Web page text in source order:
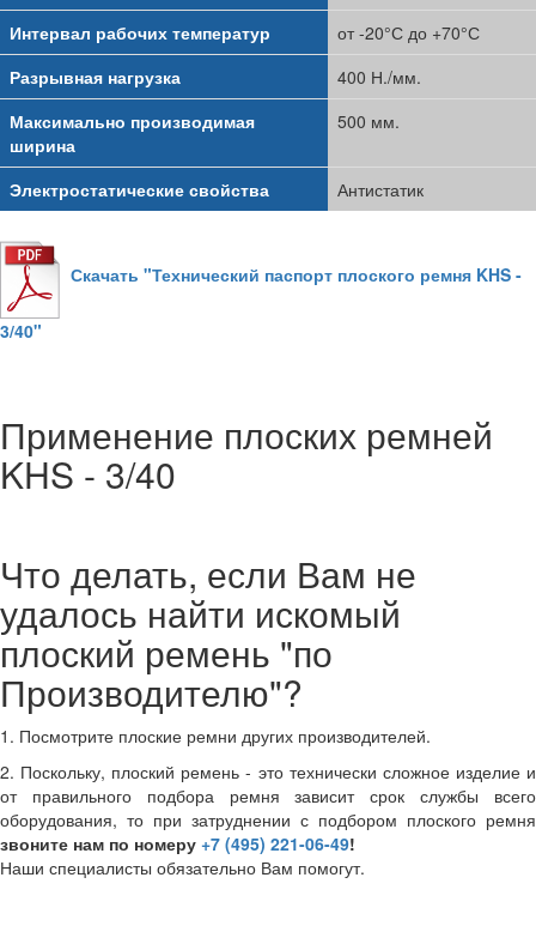
Интервал рабочих температур
от -20°С до +70°С
Разрывная нагрузка
400 Н./мм.
Максимально производимая
ширина
500 мм.
Электростатические свойства Антистатик
Скачать "Технический паспорт плоского ремня KHS -
3/40"
Применение плоских ремней
KHS - 3/40
Что делать, если Вам не
удалось найти искомый
плоский ремень "по
Производителю"?
1. Посмотрите плоские ремни других производителей.
2. Поскольку, плоский ремень - это технически сложное изделие и
от правильного подбора ремня зависит срок службы всего
оборудования, то при затруднении с подбором плоского ремня
звоните нам по номеру +7 (495) 221-06-49!
Наши специалисты обязательно Вам помогут.